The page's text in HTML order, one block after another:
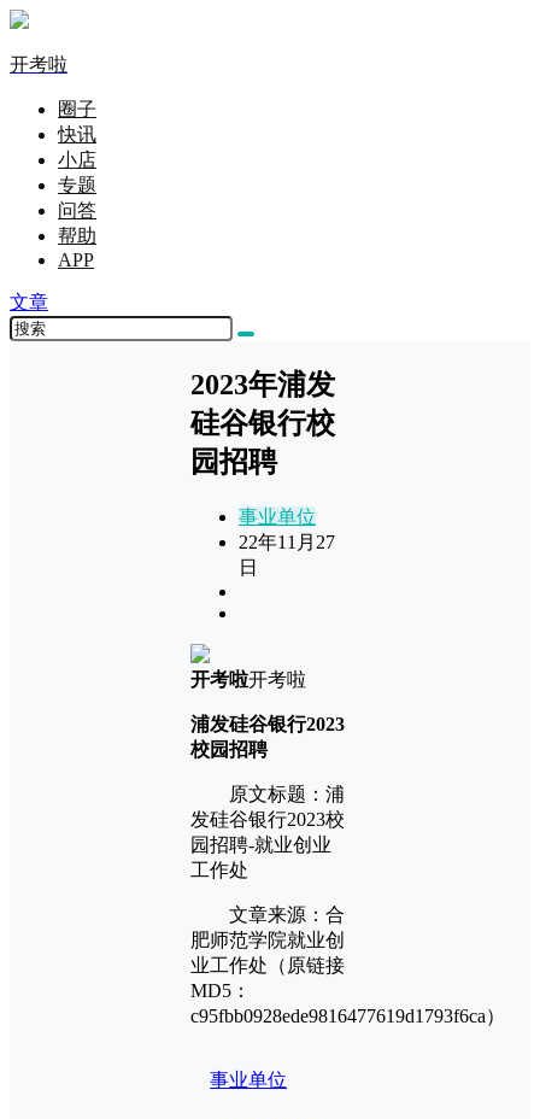
开考啦
圈子
快讯
小店
专题
问答
帮助
APP
文章
2023年浦发
硅谷银行校
园招聘
事业单位
22年11月27
日
开考啦开考啦
浦发硅谷银行2023
校园招聘
原文标题：浦
发硅谷银行2023校
园招聘-就业创业
工作处
文章来源：合
肥师范学院就业创
业工作处（原链接
MD5：
c95fbb0928ede9816477619d1793f6ca）
事业单位